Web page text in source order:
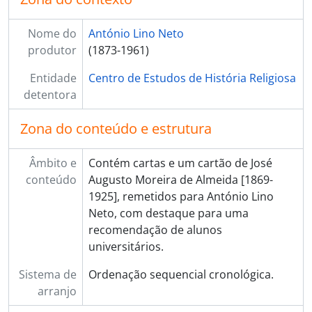
[Subsérie] 027 - Barreto, José, 1925 - ?
[Subsérie] 028 - Barros, padre Alexandre de Faria, 1910 - 1920
[Subsérie] 029 - Barroso, D. António José de Sousa, 1913 - 1917
[Subsérie] 030 - Beirão, Francisco António da Veiga, 1910 - ?
[Subsérie] 031 - Belo, D. António Mendes, 1914 - 1920
[Subsérie] 033 - Bentley […?], 1937 - ?
[Subsérie] 034 - Bivar, Artur, 1941 - ?
[Subsérie] 036 - Boada, Tomás, 1951 - ?
[Subsérie] 037 - Borges, Vasco, [s.d.]
[Subsérie] 038 - Borlido, padre Domingos Augusto Gonçalves, 1925 - 1927
[Subsérie] 039 - Brandão, padre, [s.d.]
[Subsérie] 040 - Cabido da Basílica Metropolitana de Évora, 1955 - ?
[Subsérie] 041 - Cabreira, António, 1932 - ?
[Subsérie] 043 - Câmara Municipal de Mação, 1925 - 1936
[Subsérie] 045 - Cardoso, A. Alves, [s.d.]
Nome do
produtor
António Lino Neto
(1873-1961)
Entidade
detentora
Centro de Estudos de História Religiosa
Zona do conteúdo e estrutura
Âmbito e
conteúdo
Contém cartas e um cartão de José
Augusto Moreira de Almeida [1869-
1925], remetidos para António Lino
Neto, com destaque para uma
recomendação de alunos
universitários.
Sistema de
arranjo
Ordenação sequencial cronológica.